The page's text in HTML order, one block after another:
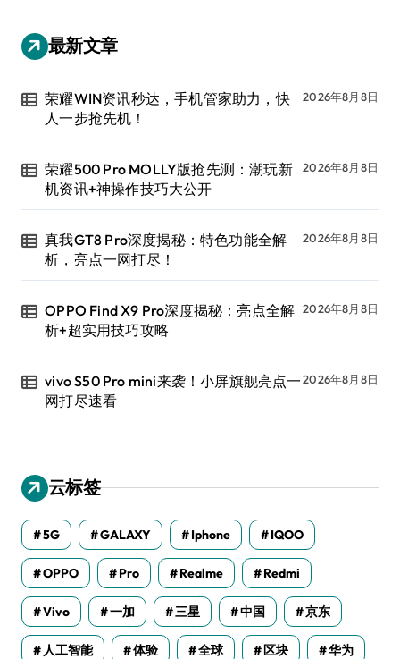
最新文章
荣耀WIN资讯秒达，手机管家助力，快
人一步抢先机！
2026年8月8日
荣耀500 Pro MOLLY版抢先测：潮玩新
机资讯+神操作技巧大公开
2026年8月8日
真我GT8 Pro深度揭秘：特色功能全解
析，亮点一网打尽！
2026年8月8日
OPPO Find X9 Pro深度揭秘：亮点全解
析+超实用技巧攻略
2026年8月8日
vivo S50 Pro mini来袭！小屏旗舰亮点一
网打尽速看
2026年8月8日
云标签
5G GALAXY Iphone IQOO
OPPO Pro Realme Redmi
Vivo 一加 三星 中国 京东
人工智能 体验 全球 区块 华为